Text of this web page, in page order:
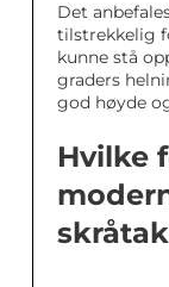
Det
tilstrekkelig
kunne stå
graders
god høyde
Hvilke